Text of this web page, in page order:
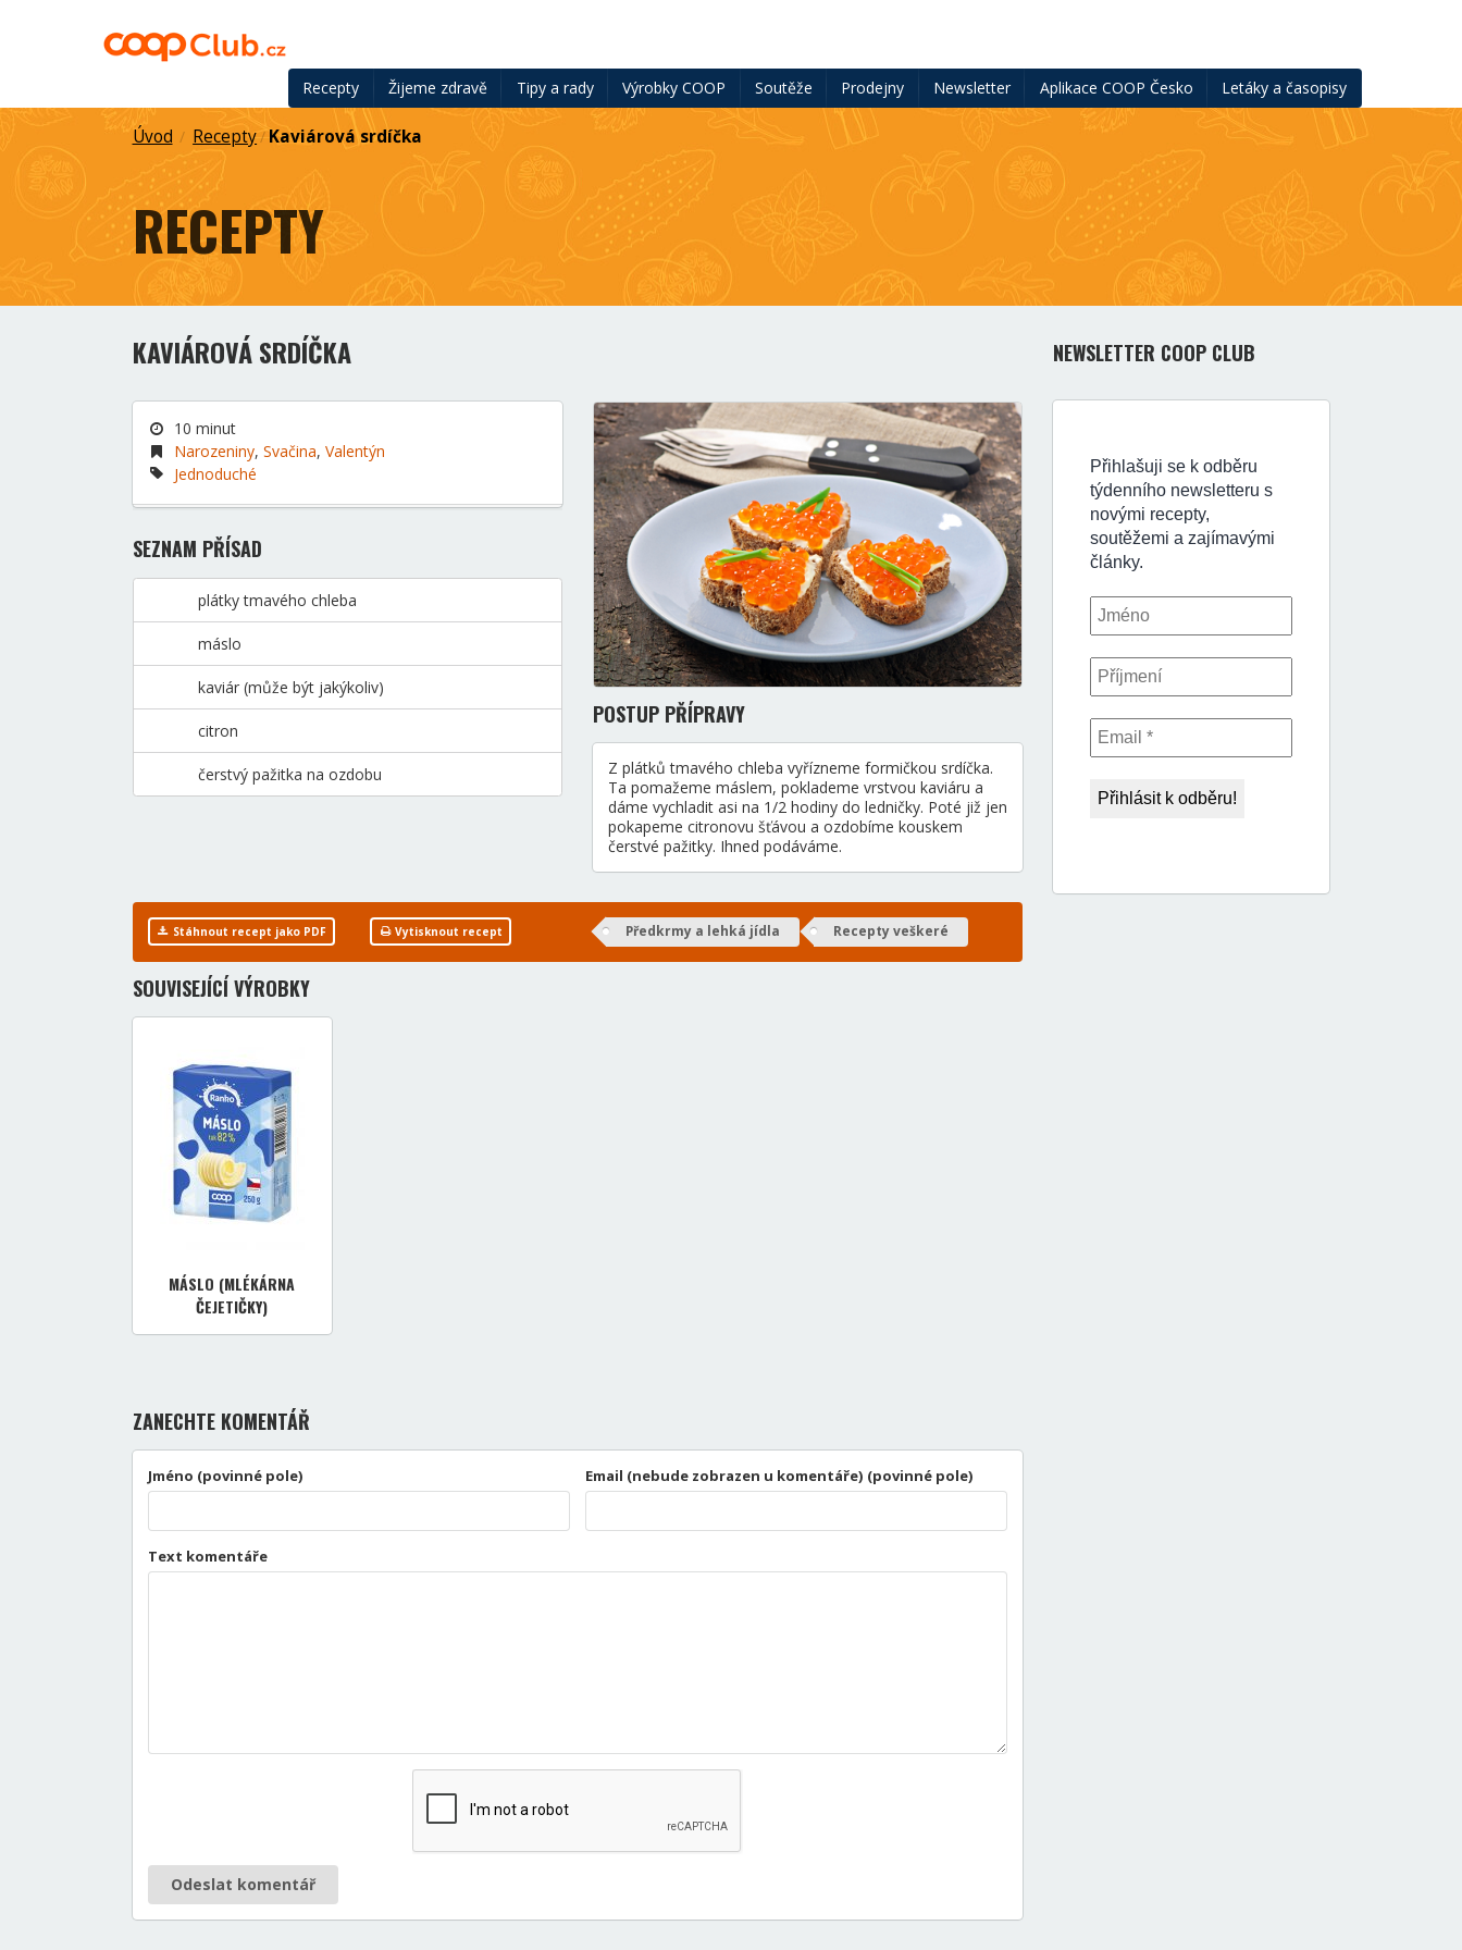
Recepty Žijeme zdravě Tipy a rady Výrobky COOP Soutěže Prodejny Newsletter Aplikace COOP Česko Letáky a časopisy
Úvod / Recepty/ Kaviárová srdíčka
RECEPTY
KAVIÁROVÁ SRDÍČKA
10 minut
Narozeniny,Svačina,Valentýn
Jednoduché
SEZNAM PŘÍSAD
plátky tmavého chleba
máslo
kaviár (může být jakýkoliv)
citron
čerstvý pažitka na ozdobu
POSTUP PŘÍPRAVY
Z plátků tmavého chleba vyřízneme formičkou srdíčka.
Ta pomažeme máslem, poklademe vrstvou kaviáru a
dáme vychladit asi na 1/2 hodiny do ledničky. Poté již jen
pokapeme citronovu šťávou a ozdobíme kouskem
čerstvé pažitky. Ihned podáváme.
Stáhnout recept jako PDF Vytisknout recept Předkrmy a lehká jídla Recepty veškeré
SOUVISEJÍCÍ VÝROBKY
MÁSLO (MLÉKÁRNA
ČEJETIČKY)
ZANECHTE KOMENTÁŘ
Jméno (povinné pole) Email (nebude zobrazen u komentáře) (povinné pole)
Text komentáře
Odeslat komentář
NEWSLETTER COOP CLUB